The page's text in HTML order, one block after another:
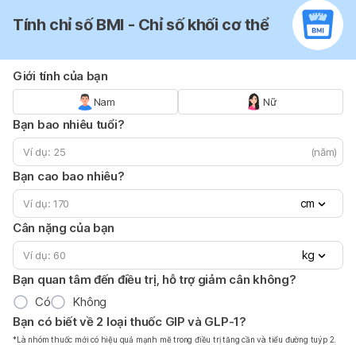
Tính chỉ số BMI - Chỉ số khối cơ thể
Giới tính của bạn
Nam Nữ
Bạn bao nhiêu tuổi?
(năm)
Bạn cao bao nhiêu?
cm
Cân nặng của bạn
kg
Bạn quan tâm đến điều trị, hỗ trợ giảm cân không?
Có
Không
Bạn có biết về 2 loại thuốc GIP và GLP-1?
*Là nhóm thuốc mới có hiệu quả mạnh mẽ trong điều trị tăng cần và tiểu đường tuýp 2.